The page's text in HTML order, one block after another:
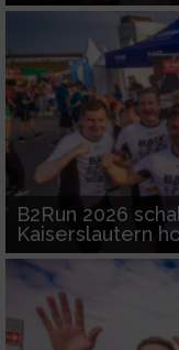
B2Run 2026
Kaiserslautern